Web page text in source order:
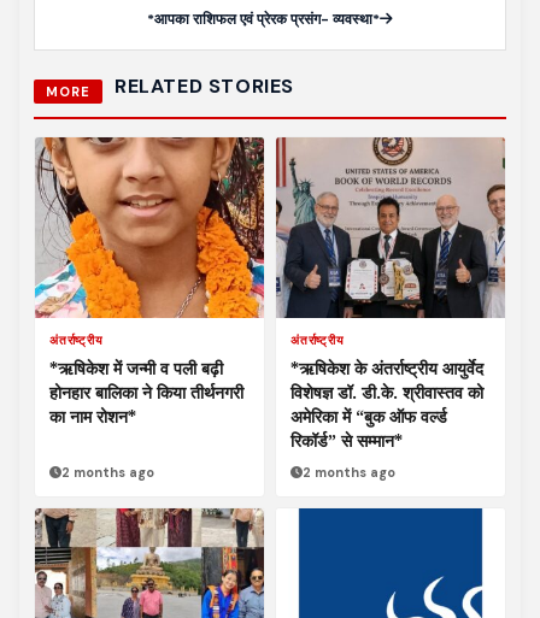
*आपका राशिफल एवं प्रेरक प्रसंग- व्यवस्था*
MORE RELATED STORIES
अंतर्राष्ट्रीय
*ऋषिकेश में जन्मी व पली बढ़ी
होनहार बालिका ने किया तीर्थनगरी
का नाम रोशन*
2 months ago
अंतर्राष्ट्रीय
*ऋषिकेश के अंतर्राष्ट्रीय आयुर्वेद
विशेषज्ञ डॉ. डी.के. श्रीवास्तव को
अमेरिका में “बुक ऑफ वर्ल्ड
रिकॉर्ड” से सम्मान*
2 months ago